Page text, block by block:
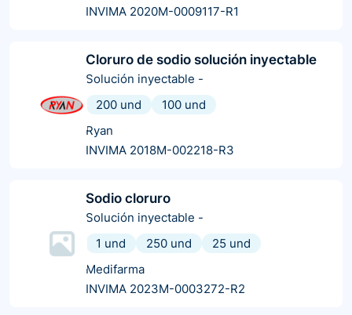
INVIMA 2020M-0009117-R1
Cloruro de sodio solución inyectable
Solución inyectable -
200 und
100 und
Ryan
INVIMA 2018M-002218-R3
Sodio cloruro
Solución inyectable -
1 und
250 und
25 und
Medifarma
INVIMA 2023M-0003272-R2